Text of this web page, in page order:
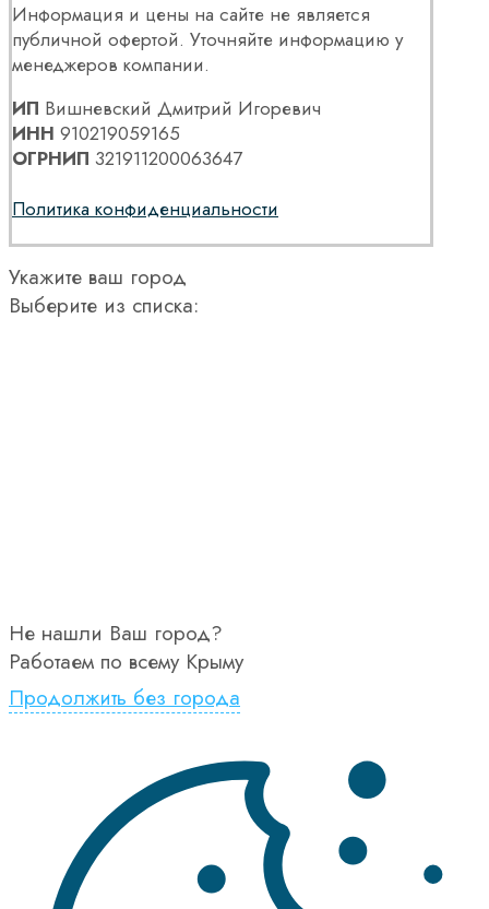
Информация и цены на сайте не является
публичной офертой. Уточняйте информацию у
менеджеров компании.
ИП Вишневский Дмитрий Игоревич
ИНН 910219059165
ОГРНИП 321911200063647
Политика конфиденциальности
Укажите ваш город
Выберите из списка:
Не нашли Ваш город?
Работаем по всему Крыму
Продолжить без города